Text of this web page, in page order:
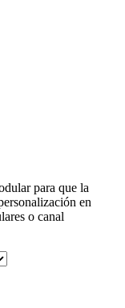
para que la
en
o canal